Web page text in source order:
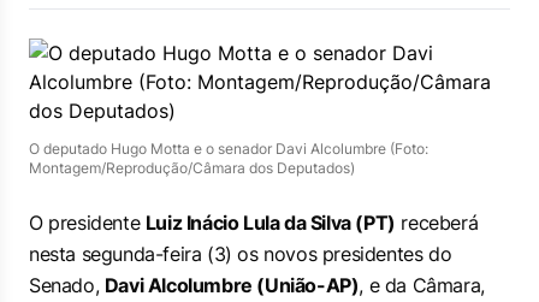
O deputado Hugo Motta e o senador Davi Alcolumbre (Foto:
Montagem/Reprodução/Câmara dos Deputados)
O presidente Luiz Inácio Lula da Silva (PT) receberá
nesta segunda-feira (3) os novos presidentes do
Senado, Davi Alcolumbre (União-AP), e da Câmara,